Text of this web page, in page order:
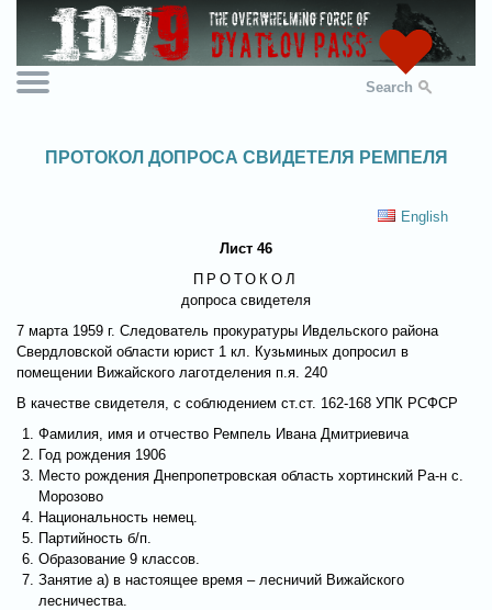
Search
ПРОТОКОЛ ДОПРОСА СВИДЕТЕЛЯ РЕМПЕЛЯ
English
Лист 46
ПРОТОКОЛ
допроса свидетеля
7 марта 1959 г. Следователь прокуратуры Ивдельского района
Свердловской области юрист 1 кл. Кузьминых допросил в
помещении Вижайского лаготделения п.я. 240
В качестве свидетеля, с соблюдением ст.ст. 162-168 УПК РСФСР
Фамилия, имя и отчество Ремпель Ивана Дмитриевича
Год рождения 1906
Место рождения Днепропетровская область хортинский Ра-н с.
Морозово
Национальность немец.
Партийность б/п.
Образование 9 классов.
Занятие а) в настоящее время – лесничий Вижайского
лесничества.